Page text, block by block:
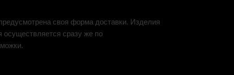
своя форма доставки. Изделия
сразу же по